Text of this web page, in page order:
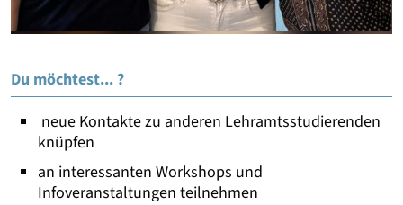
Du möchtest... ?
neue Kontakte zu anderen Lehramtsstudierenden
knüpfen
an interessanten Workshops und
Infoveranstaltungen teilnehmen